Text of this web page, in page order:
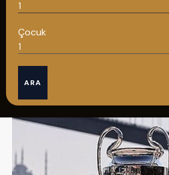
Çocuk
ARA
Türkçe
08502421818
REZERVASYON